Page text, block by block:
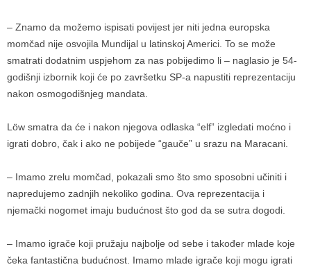
– Znamo da možemo ispisati povijest jer niti jedna europska
momčad nije osvojila Mundijal u latinskoj Americi. To se može
smatrati dodatnim uspjehom za nas pobijedimo li – naglasio je 54-
godišnji izbornik koji će po završetku SP-a napustiti reprezentaciju
nakon osmogodišnjeg mandata.
Löw smatra da će i nakon njegova odlaska “elf” izgledati moćno i
igrati dobro, čak i ako ne pobijede “gauče” u srazu na Maracani.
– Imamo zrelu momčad, pokazali smo što smo sposobni učiniti i
napredujemo zadnjih nekoliko godina. Ova reprezentacija i
njemački nogomet imaju budućnost što god da se sutra dogodi.
– Imamo igrače koji pružaju najbolje od sebe i također mlade koje
čeka fantastična budućnost. Imamo mlade igrače koji mogu igrati